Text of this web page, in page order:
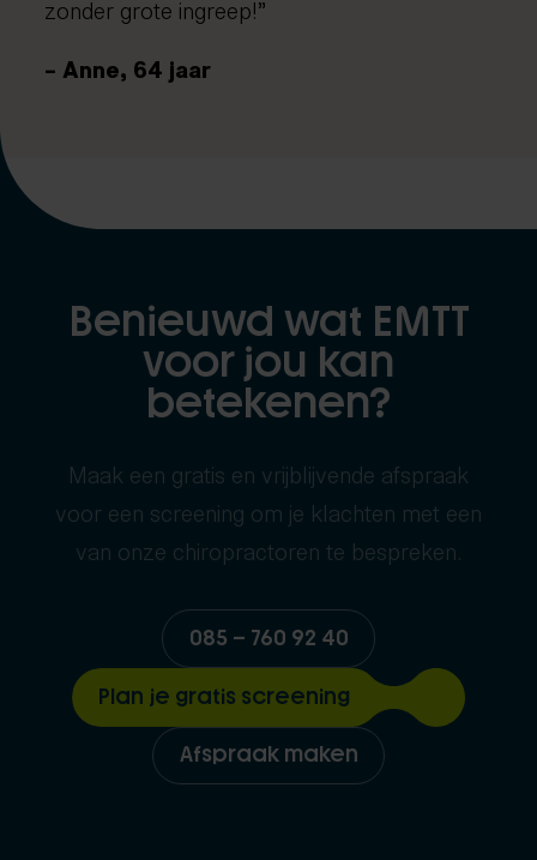
zonder grote ingreep!”
– Anne, 64 jaar
Benieuwd wat EMTT
voor jou kan
betekenen?
Maak een gratis en vrijblijvende afspraak
voor een screening om je klachten met een
van onze chiropractoren te bespreken.
085 – 760 92 40
Plan je gratis screening
Afspraak maken